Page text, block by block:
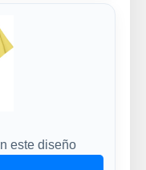
este diseño